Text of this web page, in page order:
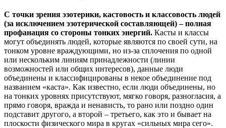
С точки зрения эзотерики, кастовость и классовость людей
(за исключением эзотерической составляющей) – полная
профанация со стороны тонких энергий. Касты и классы
могут объединять людей, которые являются по своей сути, на
тонком уровне враждующими, но из-за сплочения по одной
или нескольким линиям принадлежности (линии
возможностей или общих интересов), данные люди
объединены и классифицированы в некое объединение под
названием «каста». Как известно, если люди объединены, но
на тонких уровнях присутствуют, мягко говоря, разногласия, а
прямо говоря, вражда и ненависть, то рано или поздно один
подставит другого, а второй – третьего, как это и бывает на
плоскости физического мира в кругах «сильных мира сего».